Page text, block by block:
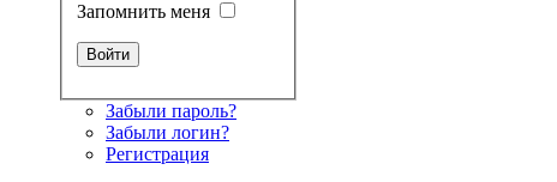
Запомнить меня
Забыли пароль?
Забыли логин?
Регистрация